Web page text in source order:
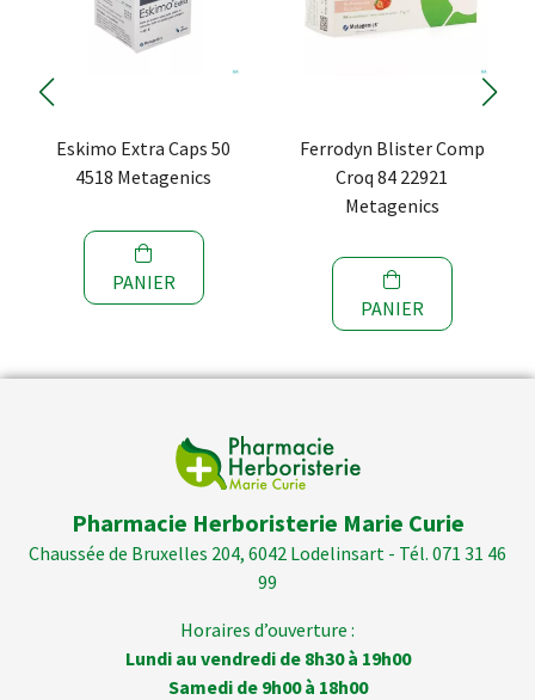
Eskimo Extra Caps 50
4518 Metagenics
PANIER
Ferrodyn Blister Comp
Croq 84 22921
Metagenics
PANIER
Pharmacie Herboristerie Marie Curie
Chaussée de Bruxelles 204, 6042 Lodelinsart - Tél. 071 31 46
99
Horaires d’ouverture :
Lundi au vendredi de 8h30 à 19h00
Samedi de 9h00 à 18h00